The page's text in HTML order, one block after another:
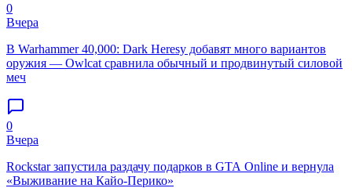
0
Вчера
В Warhammer 40,000: Dark Heresy добавят много вариантов
оружия — Owlcat сравнила обычный и продвинутый силовой
меч
0
Вчера
Rockstar запустила раздачу подарков в GTA Online и вернула
«Выживание на Кайо-Перико»